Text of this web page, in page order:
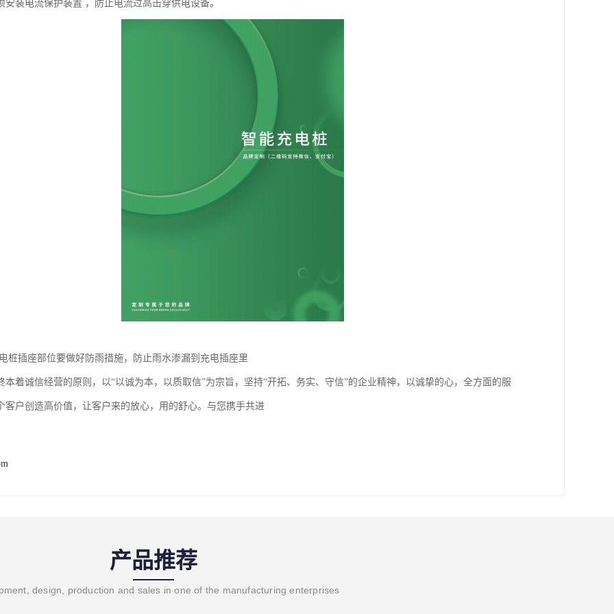
安装电流保护装置 ，防止电流过高击穿供电设备。
桩插座部位要做好防雨措施，防止雨水渗漏到充电插座里
本着诚信经营的原则，以“以诚为本，以质取信”为宗旨，坚持“开拓、务实、守信”的企业精神，以诚挚的心，全方面的服
客户创造高价值，让客户来的放心，用的舒心。与您携手共进
产品推荐
design, production and sales in one of the manufacturing enterprises